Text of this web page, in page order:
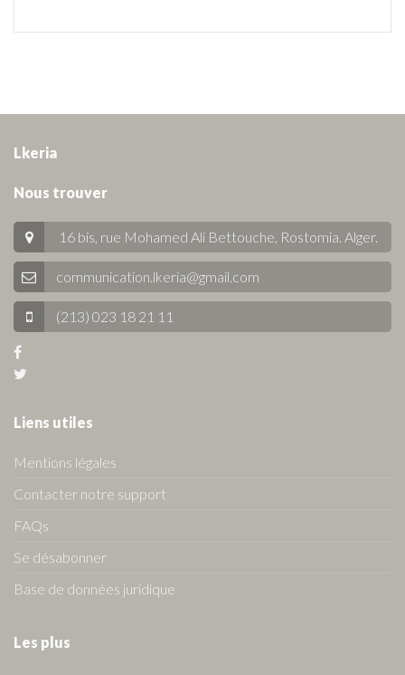
Lkeria
Nous trouver
16 bis, rue Mohamed Ali Bettouche, Rostomia. Alger.
communication.lkeria@gmail.com
(213) 023 18 21 11
Liens utiles
Mentions légales
Contacter notre support
FAQs
Se désabonner
Base de données juridique
Les plus